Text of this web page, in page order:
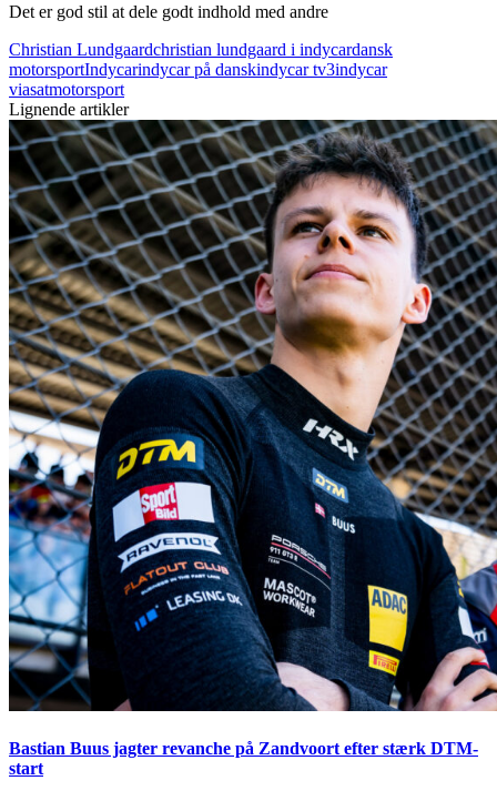
Det er god stil at dele godt indhold med andre
Christian Lundgaardchristian lundgaard i indycardansk
motorsportIndycarindycar på danskindycar tv3indycar
viasatmotorsport
Lignende artikler
Bastian Buus jagter revanche på Zandvoort efter stærk DTM-
start